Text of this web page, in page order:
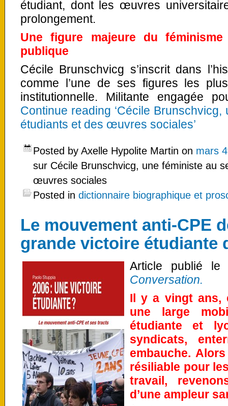
étudiant, dont les œuvres
prolongement.
Une figure majeure du
publique
Cécile Brunschvicg s’inscrit dans
comme l’une de ses figures les
institutionnelle. Militante engagée
Continue reading ‘Cécile
étudiants et des œuvres sociales’
Posted by Axelle Hypolite Martin on mars
sur Cécile Brunschvicg, une féministe au
œuvres sociales
Posted in dictionnaire biographique et
Le mouvement anti-CPE
grande victoire étudiante
Article publié
Conversation.
Il y a vingt ans,
une large
étudiante et
syndicats,
embauche.
résiliable pour
travail,
d’une ampleur